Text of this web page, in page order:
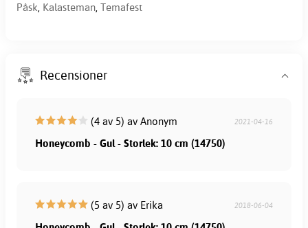
Påsk, Kalasteman, Temafest
Recensioner
(4 av 5) av Anonym 2021-04-16
Honeycomb - Gul - Storlek: 10 cm (14750)
(5 av 5) av Erika 2018-06-04